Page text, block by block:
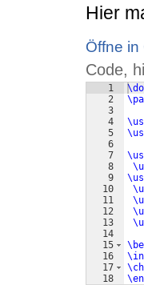
Hier
Öffne in
Code,
1
2
3
4
5
6
7
8
9
10
11
12
13
14
15
16
17
18